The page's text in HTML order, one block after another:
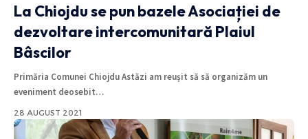
La Chiojdu se pun bazele Asociației de
dezvoltare intercomunitară Plaiul
Bâscilor
Primăria Comunei Chiojdu Astăzi am reușit să să organizăm un
eveniment deosebit…
28 AUGUST 2021